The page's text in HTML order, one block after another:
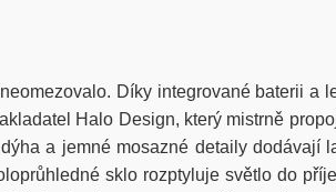
Díky integrované baterii a
Halo Design, který mistrně
a jemné mosazné detaily dodávají
sklo rozptyluje světlo do